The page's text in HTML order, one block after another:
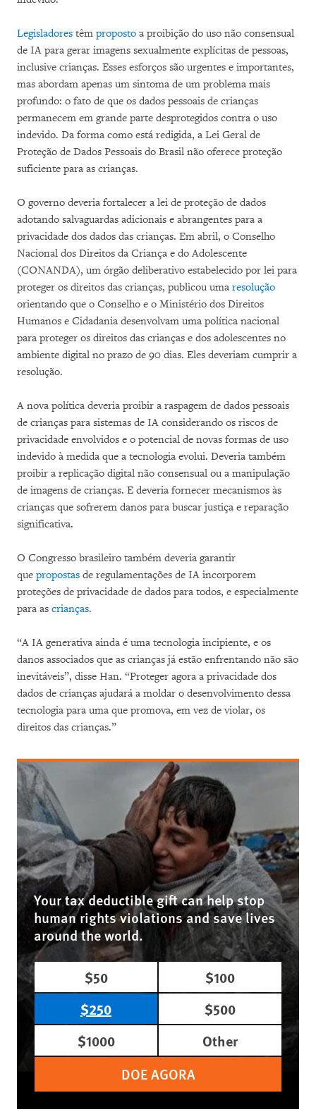
Legisladores têm proposto a proibição do uso não consensual
de IA para gerar imagens sexualmente explícitas de pessoas,
inclusive crianças. Esses esforços são urgentes e importantes,
mas abordam apenas um sintoma de um problema mais
profundo: o fato de que os dados pessoais de crianças
permanecem em grande parte desprotegidos contra o uso
indevido. Da forma como está redigida, a Lei Geral de
Proteção de Dados Pessoais do Brasil não oferece proteção
suficiente para as crianças.
O governo deveria fortalecer a lei de proteção de dados
adotando salvaguardas adicionais e abrangentes para a
privacidade dos dados das crianças. Em abril, o Conselho
Nacional dos Direitos da Criança e do Adolescente
(CONANDA), um órgão deliberativo estabelecido por lei para
proteger os direitos das crianças, publicou uma resolução
orientando que o Conselho e o Ministério dos Direitos
Humanos e Cidadania desenvolvam uma política nacional
para proteger os direitos das crianças e dos adolescentes no
ambiente digital no prazo de 90 dias. Eles deveriam cumprir a
resolução.
A nova política deveria proibir a raspagem de dados pessoais
de crianças para sistemas de IA considerando os riscos de
privacidade envolvidos e o potencial de novas formas de uso
indevido à medida que a tecnologia evolui. Deveria também
proibir a replicação digital não consensual ou a manipulação
de imagens de crianças. E deveria fornecer mecanismos às
crianças que sofrerem danos para buscar justiça e reparação
significativa.
O Congresso brasileiro também deveria garantir
que propostas de regulamentações de IA incorporem
proteções de privacidade de dados para todos, e especialmente
para as crianças.
“A IA generativa ainda é uma tecnologia incipiente, e os
danos associados que as crianças já estão enfrentando não são
inevitáveis”, disse Han. “Proteger agora a privacidade dos
dados de crianças ajudará a moldar o desenvolvimento dessa
tecnologia para uma que promova, em vez de violar, os
direitos das crianças.”
Your tax deductible gift can help stop
human rights violations and save lives
around the world.
$50
$100
$250
$500
$1000
Other
DOE AGORA